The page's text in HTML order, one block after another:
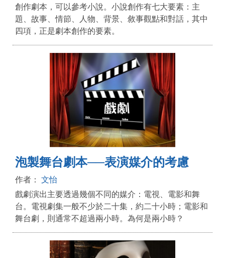
創作劇本，可以參考小說。小說創作有七大要素：主
題、故事、情節、人物、背景、敘事觀點和對話，其中
四項，正是劇本創作的要素。
泡製舞台劇本──表演媒介的考慮
作者：
文怡
戲劇演出主要透過幾個不同的媒介：電視、電影和舞
台。電視劇集一般不少於二十集，約二十小時；電影和
舞台劇，則通常不超過兩小時。為何是兩小時？